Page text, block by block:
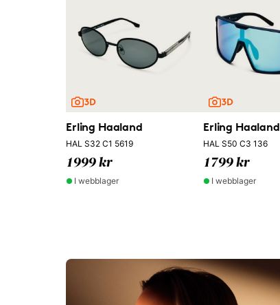
Erling Haaland
HAL S32 C1 5619
1999 kr
I webblager
Erling Haaland
HAL S50 C3 136
1799 kr
I webblager